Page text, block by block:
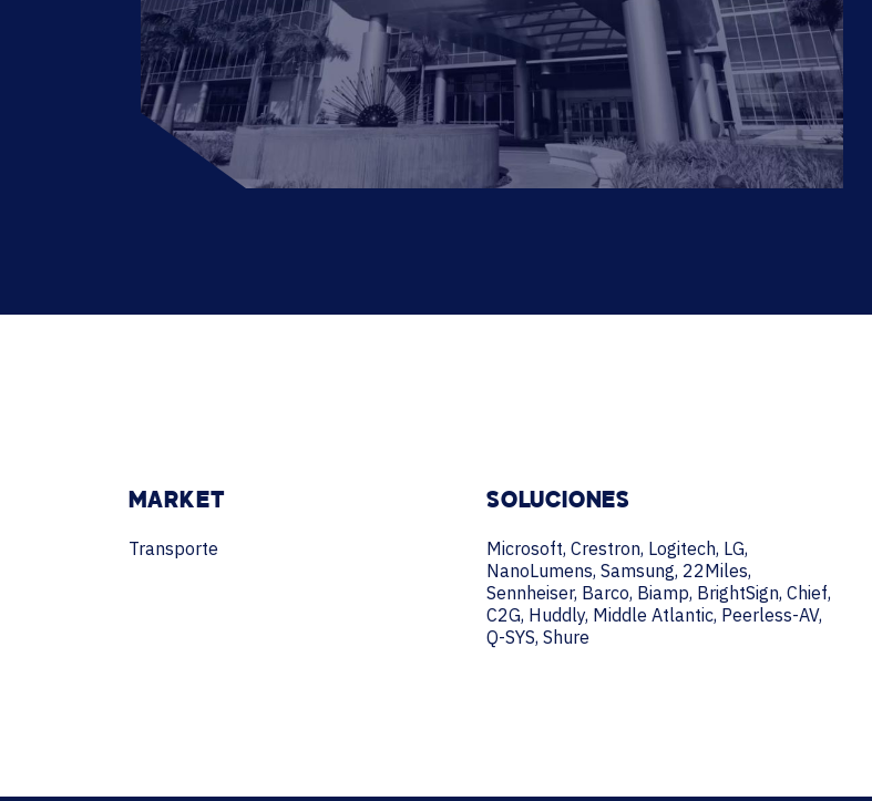
MARKET
Transporte
SOLUCIONES
Microsoft, Crestron, Logitech, LG,
NanoLumens, Samsung, 22Miles,
Sennheiser, Barco, Biamp, BrightSign, Chief,
C2G, Huddly, Middle Atlantic, Peerless-AV,
Q-SYS, Shure